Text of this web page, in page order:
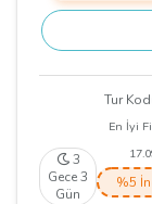
3
Gece 3
Gün
Tur
En İyi
%5